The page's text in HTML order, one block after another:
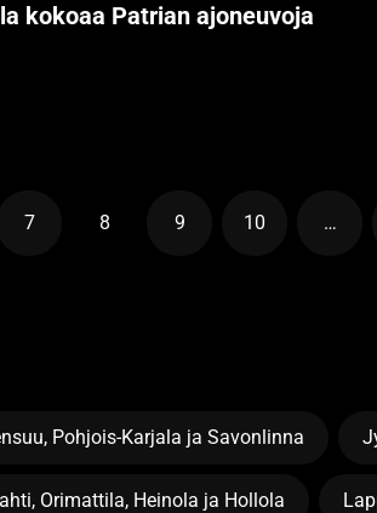
kokoaa Patrian ajoneuvoja
Sivu
7 Sivu
8 Sivu
9 Sivu
10 …
Pohjois-Karjala ja Savonlinna
Orimattila, Heinola ja Hollola